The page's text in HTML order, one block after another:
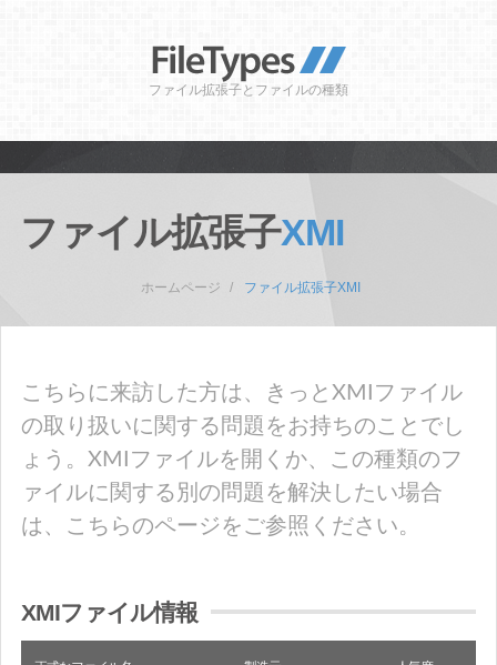
ファイル拡張子とファイルの種類
ファイル拡張子XMI
ホームページ ファイル拡張子XMI
こちらに来訪した方は、きっとXMIファイル
の取り扱いに関する問題をお持ちのことでし
ょう。XMIファイルを開くか、この種類のフ
ァイルに関する別の問題を解決したい場合
は、こちらのページをご参照ください。
XMIファイル情報